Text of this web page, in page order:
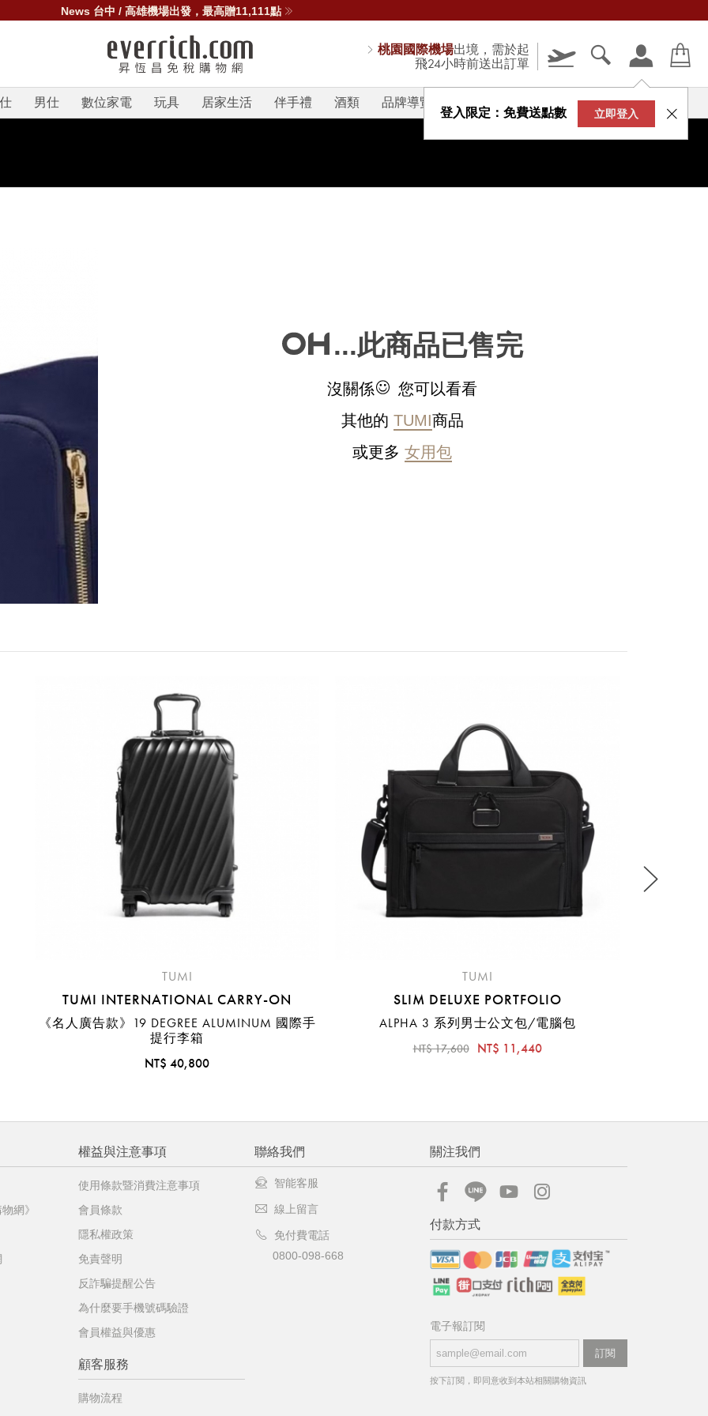
News 台中 / 高雄機場出發，最高贈11,111點
桃園國際機場出境，需於起
飛24小時前送出訂單
登入限定：免費送點數 立即登入
男仕 數位家電 玩具 居家生活 伴手禮 酒類 品牌導覽 V-STORY
桃園國際機場(TPE)
臺北松山機場(TSA)
臺中國際機場(RMQ)
高雄國際機場(KHH)
國際線出境旅客 使用
場的下單時間皆不相同，細節或訂購流程指引，請瀏覽
購物流程說
...此商品已售完
沒關係
您可以看看
其他的 TUMI商品
或更多 女用包
TUMI
TUMI INTERNATIONAL CARRY-ON
《名人廣告款》19 DEGREE ALUMINUM 國際手
提行李箱
NT$ 40,800
TUMI
SLIM DELUXE PORTFOLIO
ALPHA 3 系列男士公文包/電腦包
NT$ 17,600 NT$ 11,440
網》
權益與注意事項
使用條款暨消費注意事項
會員條款
隱私權政策
免責聲明
反詐騙提醒公告
為什麼要手機號碼驗證
會員權益與優惠
顧客服務
購物流程
聯絡我們
智能客服
線上留言
免付費電話
0800-098-668
關注我們
付款方式
電子報訂閱
訂閱
按下訂閱，即同意收到本站相關購物資訊